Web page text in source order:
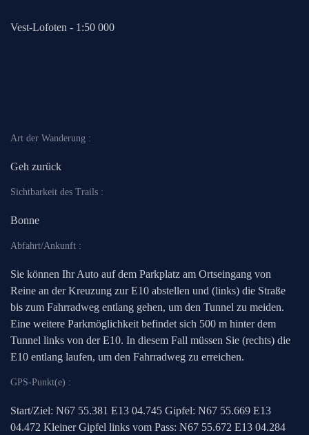
Vest-Lofoten - 1:50 000
Art der Wanderung :
Geh zurück
Sichtbarkeit des Trails :
Bonne
Abfahrt/Ankunft :
Sie können Ihr Auto auf dem Parkplatz am Ortseingang von
Reine an der Kreuzung zur E10 abstellen und (links) die Straße
bis zum Fahrradweg entlang gehen, um den Tunnel zu meiden.
Eine weitere Parkmöglichkeit befindet sich 500 m hinter dem
Tunnel links von der E10. In diesem Fall müssen Sie (rechts) die
E10 entlang laufen, um den Fahrradweg zu erreichen.
GPS-Punkt(e) :
Start/Ziel: N67 55.381 E13 04.745 Gipfel: N67 55.669 E13
04.472 Kleiner Gipfel links vom Pass: N67 55.672 E13 04.284